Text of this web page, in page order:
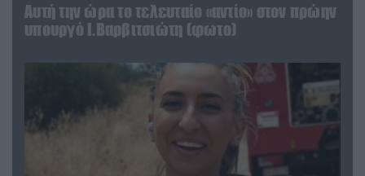
Αυτή την ώρα το τελευταίο «αντίο» στον πρώην
υπουργό Ι.Βαρβιτσιώτη (φωτο)